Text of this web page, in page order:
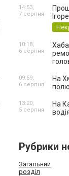
14:53,
7 серпня
10:18,
6 серпня
На
09:59,
6 серпня
На
13:20,
5 серпня
Рубрики
Загальний
розділ